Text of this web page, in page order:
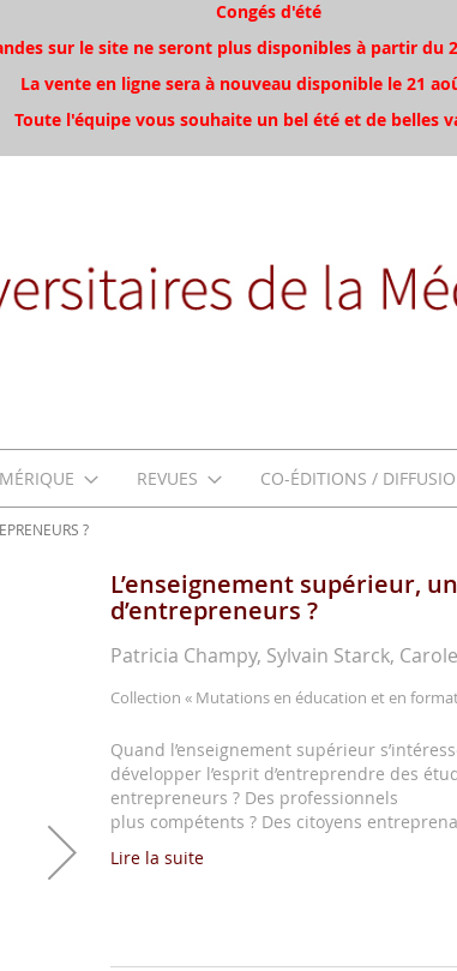
Congés d'été
sur le site ne seront plus disponibles à partir du
La vente en ligne sera à nouveau disponible le 21
Toute l'équipe vous souhaite un bel été et de belles
REVUES CO-ÉDITIONS /
?
L’enseignement supérieur,
d’entrepreneurs ?
Patricia Champy, Sylvain Starck,
Collection « Mutations en éducation et en
Quand l’enseignement supérieur
développer l’esprit d’entreprendre des
entrepreneurs ? Des professionnels
plus compétents ? Des citoyens
Lire la suite